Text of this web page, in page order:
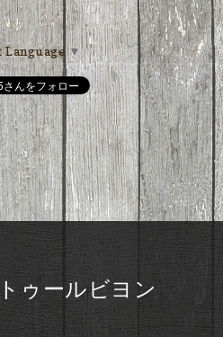
Language ▼
ゥールビヨン